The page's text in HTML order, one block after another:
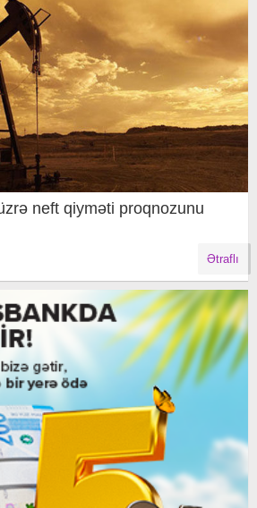
neft qiyməti proqnozunu
Ətraflı